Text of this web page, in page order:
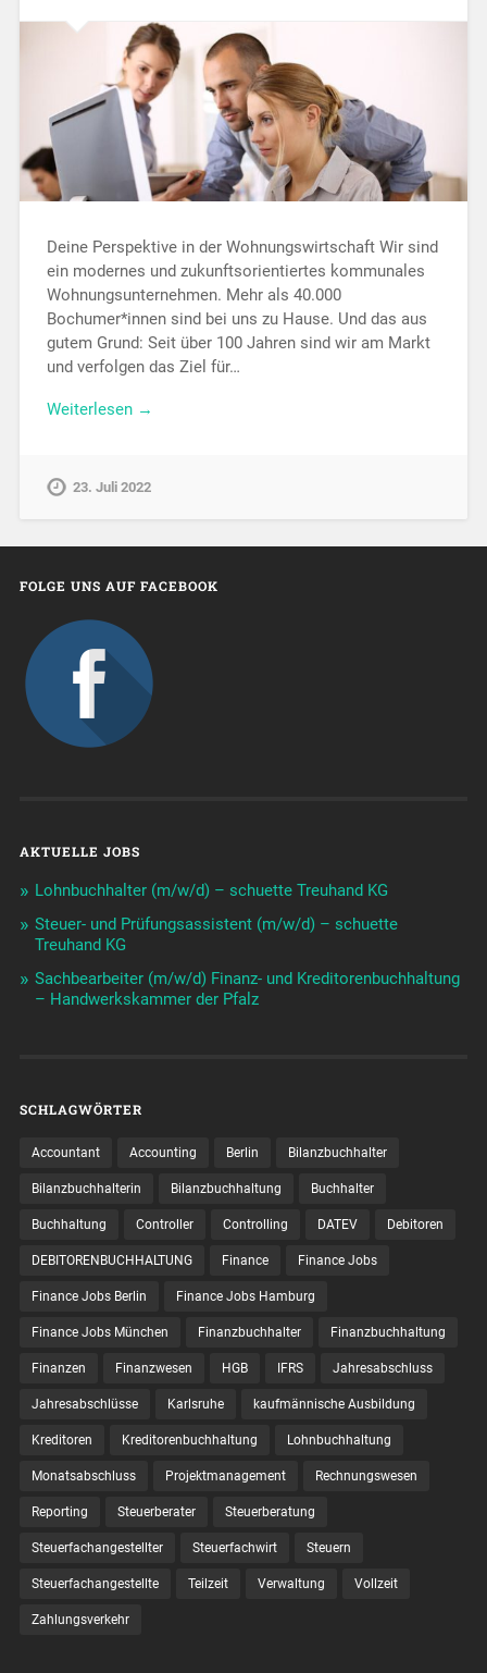
Deine Perspektive in der Wohnungswirtschaft Wir sind
ein modernes und zukunftsorientiertes kommunales
Wohnungsunternehmen. Mehr als 40.000
Bochumer*innen sind bei uns zu Hause. Und das aus
gutem Grund: Seit über 100 Jahren sind wir am Markt
und verfolgen das Ziel für…
Weiterlesen →
23. Juli 2022
FOLGE UNS AUF FACEBOOK
AKTUELLE JOBS
Lohnbuchhalter (m/w/d) – schuette Treuhand KG
Steuer- und Prüfungsassistent (m/w/d) – schuette
Treuhand KG
Sachbearbeiter (m/w/d) Finanz- und Kreditorenbuchhaltung
– Handwerkskammer der Pfalz
SCHLAGWÖRTER
Accountant Accounting Berlin Bilanzbuchhalter
Bilanzbuchhalterin Bilanzbuchhaltung Buchhalter
Buchhaltung Controller Controlling DATEV Debitoren
DEBITORENBUCHHALTUNG Finance Finance Jobs
Finance Jobs Berlin Finance Jobs Hamburg
Finance Jobs München Finanzbuchhalter Finanzbuchhaltung
Finanzen Finanzwesen HGB IFRS Jahresabschluss
Jahresabschlüsse Karlsruhe kaufmännische Ausbildung
Kreditoren Kreditorenbuchhaltung Lohnbuchhaltung
Monatsabschluss Projektmanagement Rechnungswesen
Reporting Steuerberater Steuerberatung
Steuerfachangestellter Steuerfachwirt Steuern
Steuer­fach­ange­stellte Teilzeit Verwaltung Vollzeit
Zahlungsverkehr